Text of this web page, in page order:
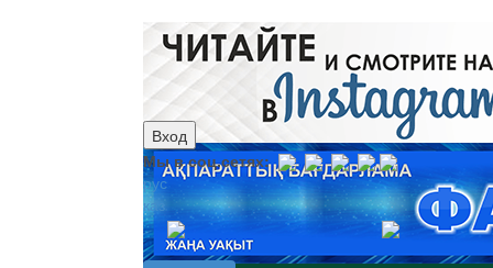
Вход
Мы в соц.сетях:
рус
каз